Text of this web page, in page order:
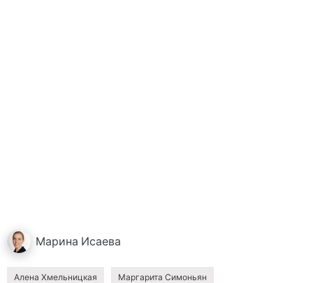
Марина Исаева
Алена Хмельницкая Маргарита Симоньян